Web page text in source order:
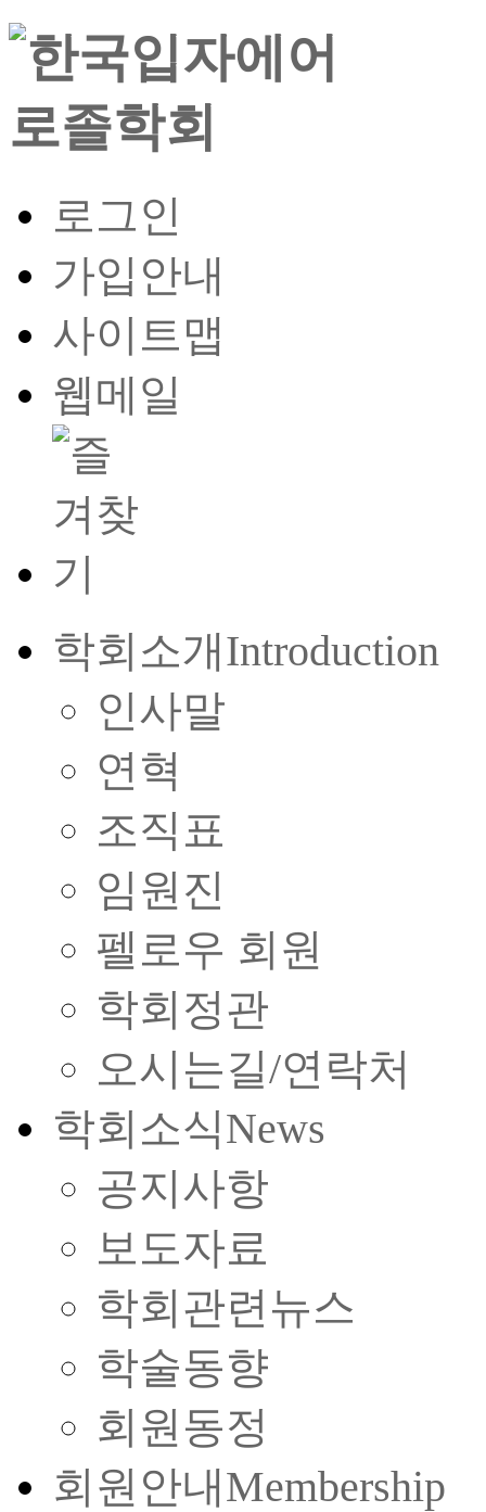
로그인
가입안내
사이트맵
웹메일
학회소개Introduction
인사말
연혁
조직표
임원진
펠로우 회원
학회정관
오시는길/연락처
학회소식News
공지사항
보도자료
학회관련뉴스
학술동향
회원동정
회원안내Membership